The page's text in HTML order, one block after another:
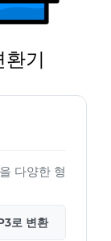
기
다양한 형
로 변환